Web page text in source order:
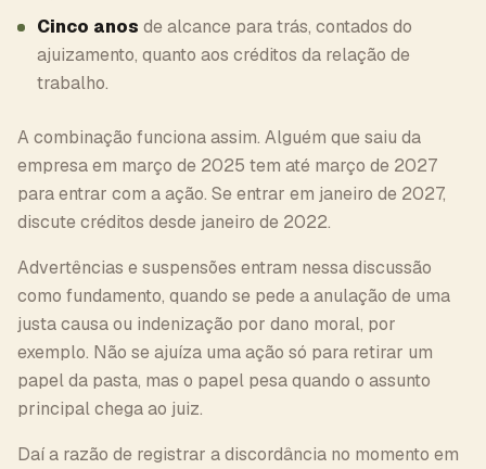
Cinco anos de alcance para trás, contados do
ajuizamento, quanto aos créditos da relação de
trabalho.
A combinação funciona assim. Alguém que saiu da
empresa em março de 2025 tem até março de 2027
para entrar com a ação. Se entrar em janeiro de 2027,
discute créditos desde janeiro de 2022.
Advertências e suspensões entram nessa discussão
como fundamento, quando se pede a anulação de uma
justa causa ou indenização por dano moral, por
exemplo. Não se ajuíza uma ação só para retirar um
papel da pasta, mas o papel pesa quando o assunto
principal chega ao juiz.
Daí a razão de registrar a discordância no momento em